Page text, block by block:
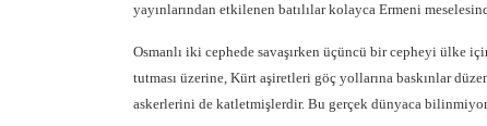
yayınlarından etkilenen batılılar kolayca Ermeni
Osmanlı iki cephede savaşırken üçüncü bir cepheyi ülke
tutması üzerine, Kürt aşiretleri göç yollarına baskınlar
askerlerini de katletmişlerdir. Bu gerçek dünyaca